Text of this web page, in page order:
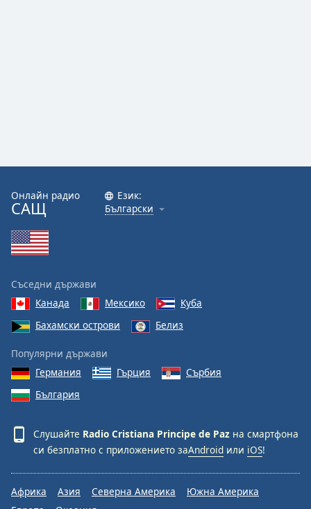
Онлайн радио
САЩ
Език:
Български
Съседни държави
Канада
Мексико
Куба
Бахамски острови
Белиз
Популярни държави
Германия
Гърция
Сърбия
България
Слушайте Radio Cristiana Principe de Paz на смартфона
си безплатно с приложението заAndroid или iOS!
Африка Азия Северна Америка
Южна Америка